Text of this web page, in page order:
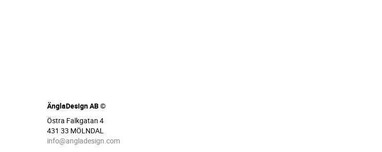
ÄnglaDesign AB ©
Östra Falkgatan 4
431 33 MÖLNDAL
info@angladesign.com